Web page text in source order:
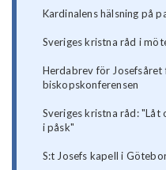
Kardinalens hälsning på
Sveriges kristna råd i
Herdabrev för Josefsåret
biskopskonferensen
Sveriges kristna råd:
i påsk"
S:t Josefs kapell i